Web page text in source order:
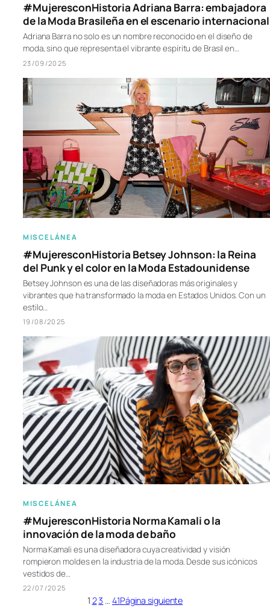
#MujeresconHistoria Adriana Barra: embajadora
de la Moda Brasileña en el escenario internacional
Adriana Barra no solo es un nombre reconocido en el diseño de
moda, sino que representa el vibrante espíritu de Brasil en…
23/09/2025
MISCELÁNEA
#MujeresconHistoria Betsey Johnson: la Reina
del Punk y el color en la Moda Estadounidense
Betsey Johnson es una de las diseñadoras más originales y
vibrantes que ha transformado la moda en Estados Unidos. Con un
estilo…
19/08/2025
MISCELÁNEA
#MujeresconHistoria Norma Kamali o la
innovación de la moda de baño
Norma Kamali es una diseñadora cuya creatividad y visión
rompieron moldes en la industria de la moda. Desde sus icónicos
vestidos de…
22/07/2025
1 23 … 41Página siguiente